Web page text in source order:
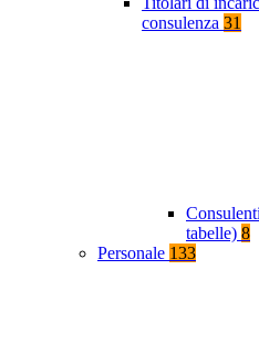
consulenza 31
tabelle) 8
Personale 133